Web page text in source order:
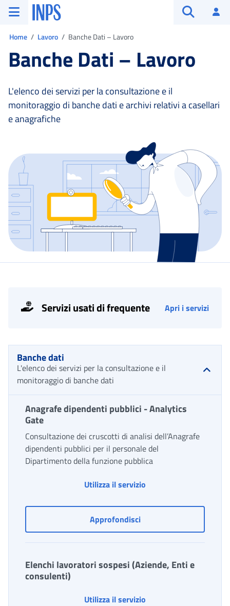
Vai al menu principale
Vai al contenuto principale
Vai al pie' di pagina
INPS ()
Home Lavoro Banche Dati – Lavoro
Banche Dati – Lavoro
L'elenco dei servizi per la consultazione e il
monitoraggio di banche dati e archivi relativi a casellari
e anagrafiche
Banche dati
L'elenco dei servizi per la consultazione e il
monitoraggio di banche dati
Anagrafe dipendenti pubblici - Analytics
Gate
Consultazione dei cruscotti di analisi dell’Anagrafe
dipendenti pubblici per il personale del
Dipartimento della funzione pubblica
Utilizza il servizio
ApprofondisciAnagrafe dipendenti
Elenchi lavoratori sospesi (Aziende, Enti e
consulenti)
Utilizza il servizio
Servizi usati di frequente Apri i servizi